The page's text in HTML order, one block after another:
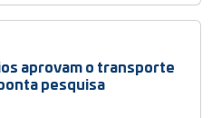
aprovam o transporte
pesquisa